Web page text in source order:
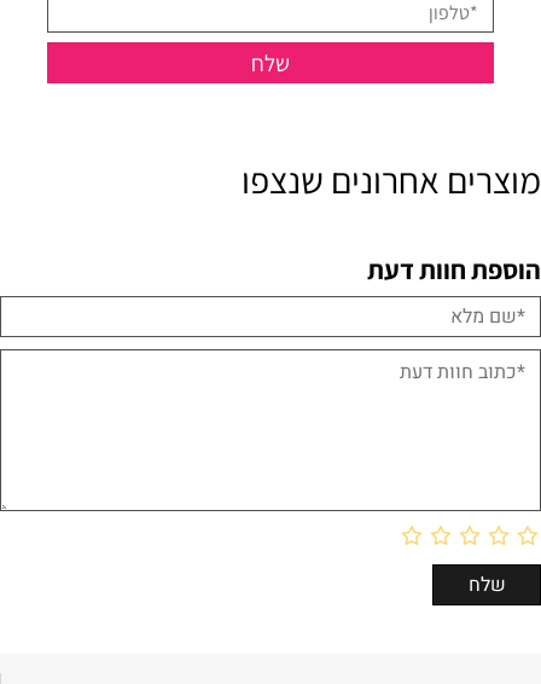
מוצרים אחרונים שנצפו
הוספת חוות דעת